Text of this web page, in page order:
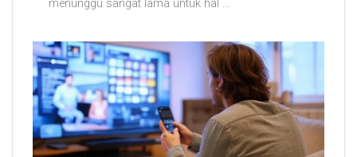
menunggu sangat lama untuk hal ...